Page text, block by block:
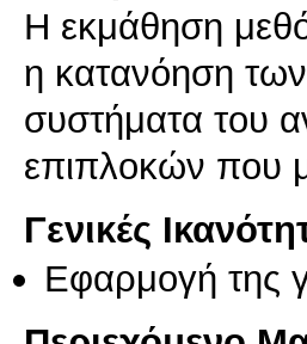
Η εκμάθηση
η κατανόηση
συστήματα του
επιπλοκών που
Γενικές
Εφαρμογή της